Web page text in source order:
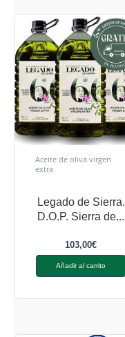
Aceite de oliva virgen
extra
Legado de Sierra.
D.O.P. Sierra de...
103,00€
Añadir al carrito